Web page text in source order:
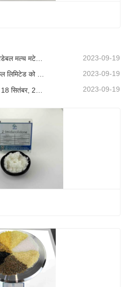
2023-09-19
6 से 8 सितंबर तक, हार्मनी केमिकल लिमिटेड को कोटिंग्स ट्रेंड्स एंड टेक्नोलॉजी समिट (सीटीटी) में प्रदर्शन के लिए आमंत्रित किया गया था। 2023-09-19
2023-09-19